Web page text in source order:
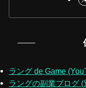
ラング de Game
ラングの副業ブログ (